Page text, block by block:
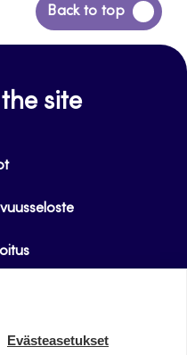
Back to top
Siirry
takaisin
site
Evästeasetukset